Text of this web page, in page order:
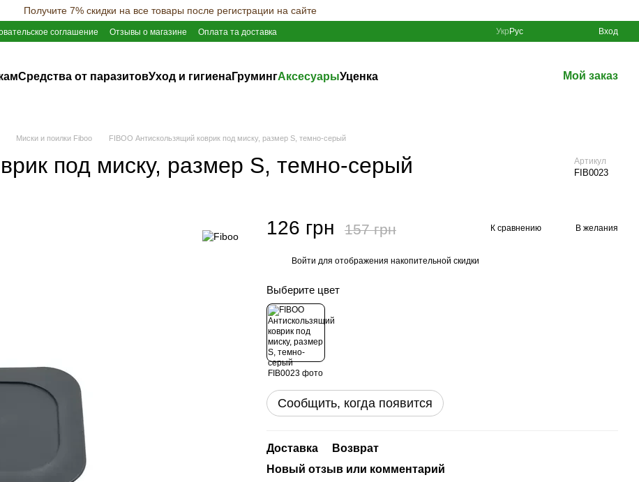
Получите 7% скидки на все товары после регистрации на сайте
соглашение Отзывы о магазине Оплата та доставка Укр Рус Вход
Средства от паразитовУход и гигиенаГрумингАксесуарыУценка Мой заказ
Миски и поилки Fiboo FIBOO Антискользящий коврик под миску, размер S, темно-серый
под миску, размер S, темно-серый Артикул
FIB0023
126 грн 157 грн К сравнению В желания
Войти для отображения накопительной скидки
Выберите цвет
Сообщить, когда появится
Доставка
Возврат
Новый отзыв или комментарий